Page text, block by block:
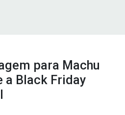
para Machu
a Black Friday